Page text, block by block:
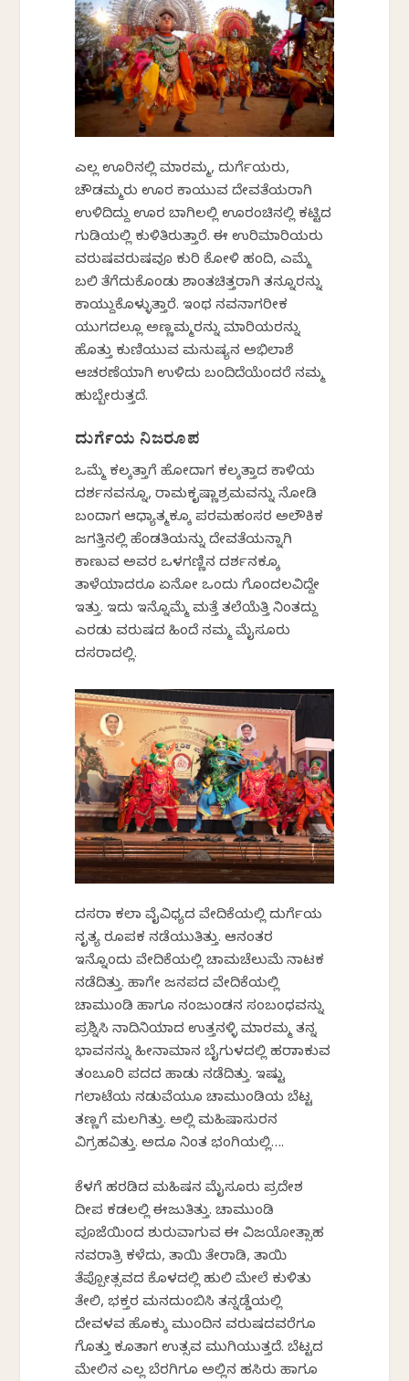
ಎಲ್ಲ ಊರಿನಲ್ಲಿ ಮಾರಮ್ಮ, ದುರ್ಗೆಯರು,
ಚೌಡಮ್ಮರು ಊರ ಕಾಯುವ ದೇವತೆಯರಾಗಿ
ಉಳಿದಿದ್ದು ಊರ ಬಾಗಿಲಲ್ಲಿ ಊರಂಚಿನಲ್ಲಿ ಕಟ್ಟಿದ
ಗುಡಿಯಲ್ಲಿ ಕುಳಿತಿರುತ್ತಾರೆ. ಈ ಉರಿಮಾರಿಯರು
ವರುಷವರುಷವೂ ಕುರಿ ಕೋಳಿ ಹಂದಿ, ಎಮ್ಮೆ
ಬಲಿ ತೆಗೆದುಕೊಂಡು ಶಾಂತಚಿತ್ತರಾಗಿ ತನ್ನೂರನ್ನು
ಕಾಯ್ದುಕೊಳ್ಳುತ್ತಾರೆ. ಇಂಥ ನವನಾಗರೀಕ
ಯುಗದಲ್ಲೂ ಅಣ್ಣಮ್ಮರನ್ನು ಮಾರಿಯರನ್ನು
ಹೊತ್ತು ಕುಣಿಯುವ ಮನುಷ್ಯನ ಅಭಿಲಾಶೆ
ಆಚರಣೆಯಾಗಿ ಉಳಿದು ಬಂದಿದೆಯೆಂದರೆ ನಮ್ಮ
ಹುಬ್ಬೇರುತ್ತದೆ.
ದುರ್ಗೆಯ ನಿಜರೂಪ
ಒಮ್ಮೆ ಕಲ್ಕತ್ತಾಗೆ ಹೋದಾಗ ಕಲ್ಕತ್ತಾದ ಕಾಳಿಯ
ದರ್ಶನವನ್ನೂ, ರಾಮಕೃಷ್ಣಾಶ್ರಮವನ್ನು ನೋಡಿ
ಬಂದಾಗ ಆಧ್ಯಾತ್ಮಕ್ಕೂ ಪರಮಹಂಸರ ಅಲೌಕಿಕ
ಜಗತ್ತಿನಲ್ಲಿ ಹೆಂಡತಿಯನ್ನು ದೇವತೆಯನ್ನಾಗಿ
ಕಾಣುವ ಅವರ ಒಳಗಣ್ಣಿನ ದರ್ಶನಕ್ಕೂ
ತಾಳೆಯಾದರೂ ಏನೋ ಒಂದು ಗೊಂದಲವಿದ್ದೇ
ಇತ್ತು. ಇದು ಇನ್ನೊಮ್ಮೆ ಮತ್ತೆ ತಲೆಯೆತ್ತಿ ನಿಂತದ್ದು
ಎರಡು ವರುಷದ ಹಿಂದೆ ನಮ್ಮ ಮೈಸೂರು
ದಸರಾದಲ್ಲಿ.
ದಸರಾ ಕಲಾ ವೈವಿಧ್ಯದ ವೇದಿಕೆಯಲ್ಲಿ ದುರ್ಗೆಯ
ನೃತ್ಯ ರೂಪಕ ನಡೆಯುತಿತ್ತು. ಆನಂತರ
ಇನ್ನೊಂದು ವೇದಿಕೆಯಲ್ಲಿ ಚಾಮಚೆಲುಮೆ ನಾಟಕ
ನಡೆದಿತ್ತು. ಹಾಗೇ ಜನಪದ ವೇದಿಕೆಯಲ್ಲಿ
ಚಾಮುಂಡಿ ಹಾಗೂ ನಂಜುಂಡನ ಸಂಬಂಧವನ್ನು
ಪ್ರಶ್ನಿಸಿ ನಾದಿನಿಯಾದ ಉತ್ತನಳ್ಳಿ ಮಾರಮ್ಮ ತನ್ನ
ಭಾವನನ್ನು ಹೀನಾಮಾನ ಬೈಗುಳದಲ್ಲಿ ಹರಾಜಾಕುವ
ತಂಬೂರಿ ಪದದ ಹಾಡು ನಡೆದಿತ್ತು. ಇಷ್ಟು
ಗಲಾಟೆಯ ನಡುವೆಯೂ ಚಾಮುಂಡಿಯ ಬೆಟ್ಟ
ತಣ್ಣಗೆ ಮಲಗಿತ್ತು. ಅಲ್ಲಿ ಮಹಿಷಾಸುರನ
ವಿಗ್ರಹವಿತ್ತು. ಅದೂ ನಿಂತ ಭಂಗಿಯಲ್ಲಿ….
ಕೆಳಗೆ ಹರಡಿದ ಮಹಿಷನ ಮೈಸೂರು ಪ್ರದೇಶ
ದೀಪ ಕಡಲಲ್ಲಿ ಈಜುತಿತ್ತು. ಚಾಮುಂಡಿ
ಪೂಜೆಯಿಂದ ಶುರುವಾಗುವ ಈ ವಿಜಯೋತ್ಸಾಹ
ನವರಾತ್ರಿ ಕಳೆದು, ತಾಯಿ ತೇರಾಡಿ, ತಾಯಿ
ತೆಪ್ಪೋತ್ಸವದ ಕೊಳದಲ್ಲಿ ಹುಲಿ ಮೇಲೆ ಕುಳಿತು
ತೇಲಿ, ಭಕ್ತರ ಮನದುಂಬಿಸಿ ತನ್ನಡ್ಡೆಯಲ್ಲಿ
ದೇವಳವ ಹೊಕ್ಕು ಮುಂದಿನ ವರುಷದವರೆಗೂ
ಗೊತ್ತು ಕೂತಾಗ ಉತ್ಸವ ಮುಗಿಯುತ್ತದೆ. ಬೆಟ್ಟದ
ಮೇಲಿನ ಎಲ್ಲ ಬೆರಗಿಗೂ ಅಲ್ಲಿನ ಹಸಿರು ಹಾಗೂ